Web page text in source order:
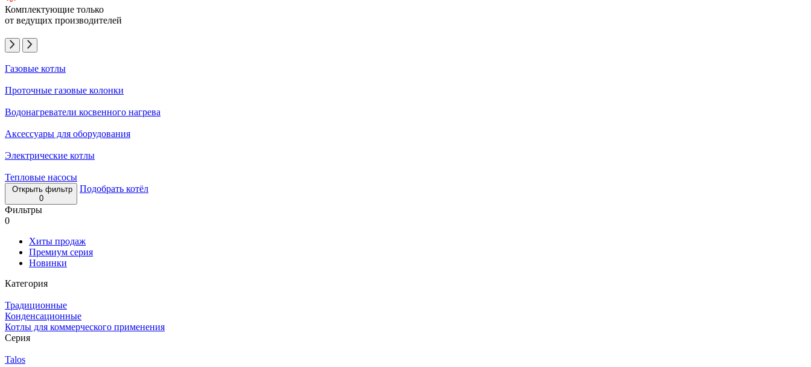
Комплектующие только
от ведущих производителей
Газовые котлы
Проточные газовые колонки
Водонагреватели косвенного нагрева
Аксессуары для оборудования
Электрические котлы
Тепловые насосы
Открыть фильтр
0
Подобрать котёл
Фильтры
0
Хиты продаж
Премиум серия
Новинки
Категория
Традиционные
Конденсационные
Котлы для коммерческого применения
Серия
Talos